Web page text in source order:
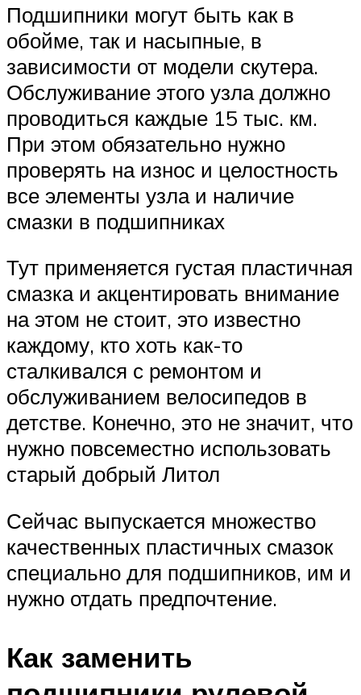
Подшипники могут быть как в
обойме, так и насыпные, в
зависимости от модели скутера.
Обслуживание этого узла должно
проводиться каждые 15 тыс. км.
При этом обязательно нужно
проверять на износ и целостность
все элементы узла и наличие
смазки в подшипниках
Тут применяется густая пластичная
смазка и акцентировать внимание
на этом не стоит, это известно
каждому, кто хоть как-то
сталкивался с ремонтом и
обслуживанием велосипедов в
детстве. Конечно, это не значит, что
нужно повсеместно использовать
старый добрый Литол
Сейчас выпускается множество
качественных пластичных смазок
специально для подшипников, им и
нужно отдать предпочтение.
Как заменить